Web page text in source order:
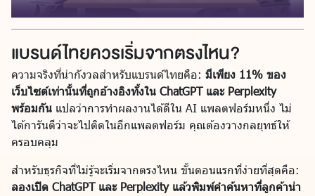
แบรนด์ไทยควรเริ่มจากตรงไหน?
ความจริงที่น่ากังวลสำหรับแบรนด์ไทยคือ: มีเพียง 11% ของ
เว็บไซต์เท่านั้นที่ถูกอ้างอิงทั้งใน ChatGPT และ Perplexity
พร้อมกัน แปลว่าการทำผลงานได้ดีใน AI แพลตฟอร์มหนึ่ง ไม่
ได้การันตีว่าจะไปติดในอีกแพลตฟอร์ม คุณต้องวางกลยุทธ์ให้
ครอบคลุม
สำหรับธุรกิจที่ไม่รู้จะเริ่มจากตรงไหน ขั้นตอนแรกที่ง่ายที่สุดคือ:
ลองเปิด ChatGPT และ Perplexity แล้วพิมพ์คำค้นหาที่ลูกค้าน่า